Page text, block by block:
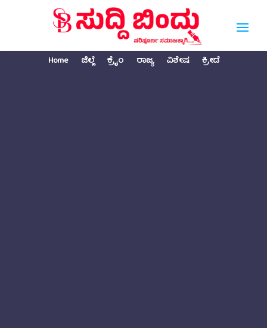
Home ಜಿಲ್ಲೆ ಕ್ರೈಂ ರಾಜ್ಯ ವಿಶೇಷ ಕ್ರೀಡೆ